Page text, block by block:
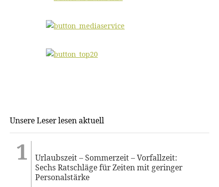
Unsere Leser lesen aktuell
Urlaubszeit – Sommerzeit – Vorfallzeit:
Sechs Ratschläge für Zeiten mit geringer
Personalstärke